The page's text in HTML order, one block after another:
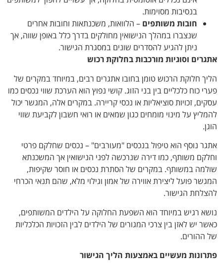
בנסיבות מסוימות.
חובות משותפים – הלוואות, משכנתאות וחובות אחרים
שנצברו במהלך הנישואין מחולקים בדרך כלל באופן שווה, אך
ניתן להגיע להסדרים שונים במסגרת הגישור.
אתגרים וסוגיות מורכבות בחלוקת רכוש
הליך חלוקת הרכוש טומן בחובו אתגרים רבים, במיוחד במקרים של
פערי כוח כלכליים בין בני הזוג. קושי נפוץ הוא הערכת שווי נכסים כמו
עסקים, זכויות סוציאליות או נכסי קריירה. במקרים אלה, המגשר יכול
להמליץ על מינוי מומחים כגון שמאים או רואי חשבון לקביעת שווי
הוגן.
אתגר נוסף הוא טיפול בנכסים "מעורבים" – נכסים שחלקם פרטי
וחלקם משותף, כמו דירה שנרכשה לפני הנישואין אך המשכנתא
שולמה במשותף. במקרים של הסתרת נכסים או חוסר שקיפות,
המגשר פועל ליצירת אווירה של אמון וגילוי מלא, שהם תנאי הכרחי
להצלחת הגישור.
נושא רגיש במיוחד הוא השפעת החלוקה על הילדים המשותפים,
כאשר יש לאזן בין צרכי המגורים של הילדים לבין הזכויות הכלכליות
של ההורים.
פתרונות מעשיים באמצעות הליך הגישור